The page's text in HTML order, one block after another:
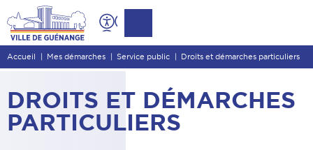
Contenu
Entête de page
Menu principal
Pied de page
Accueil Mes démarches Service public Droits et démarches particuliers
DROITS ET DÉMARCHES
PARTICULIERS